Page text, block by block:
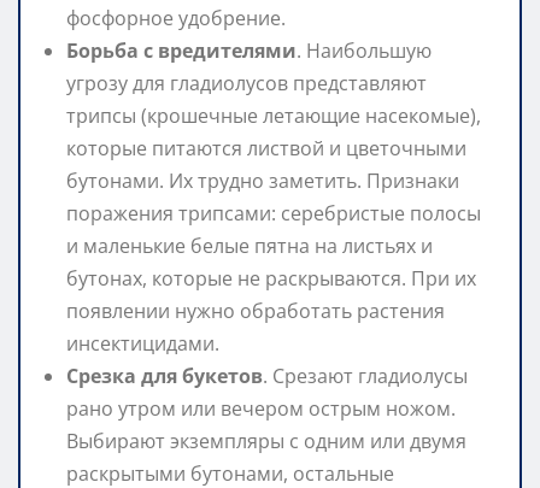
фосфорное удобрение.
Борьба с вредителями. Наибольшую
угрозу для гладиолусов представляют
трипсы (крошечные летающие насекомые),
которые питаются листвой и цветочными
бутонами. Их трудно заметить. Признаки
поражения трипсами: серебристые полосы
и маленькие белые пятна на листьях и
бутонах, которые не раскрываются. При их
появлении нужно обработать растения
инсектицидами.
Срезка для букетов. Срезают гладиолусы
рано утром или вечером острым ножом.
Выбирают экземпляры с одним или двумя
раскрытыми бутонами, остальные